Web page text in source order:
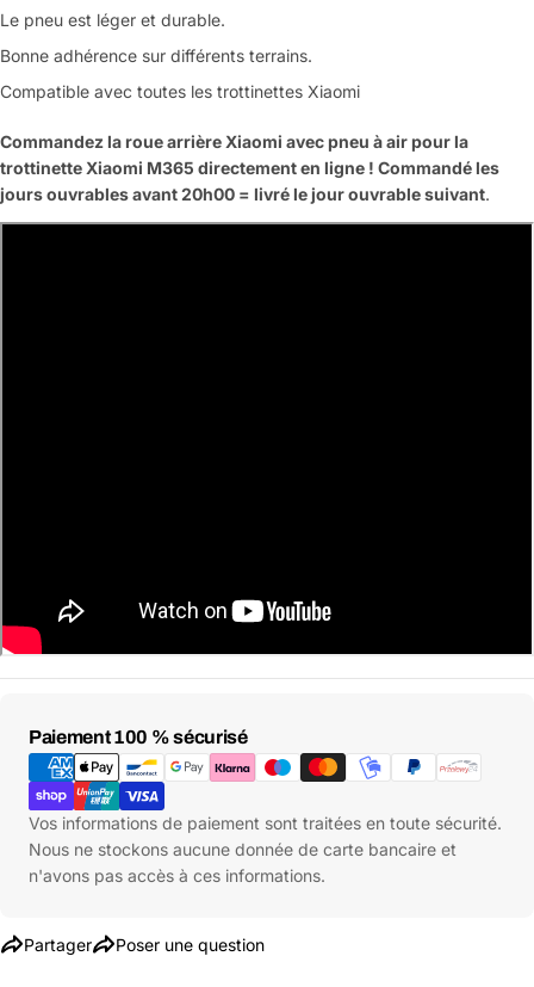
Le pneu est léger et durable.
Bonne adhérence sur différents terrains.
Compatible avec toutes les trottinettes Xiaomi
Commandez la roue arrière Xiaomi avec pneu à air pour la
trottinette Xiaomi M365 directement en ligne ! Commandé les
jours ouvrables avant 20h00 = livré le jour ouvrable suivant.
Paiement 100 % sécurisé
Moyens
de
paiement
Vos informations de paiement sont traitées en toute sécurité.
Nous ne stockons aucune donnée de carte bancaire et
n'avons pas accès à ces informations.
Partager Poser une question